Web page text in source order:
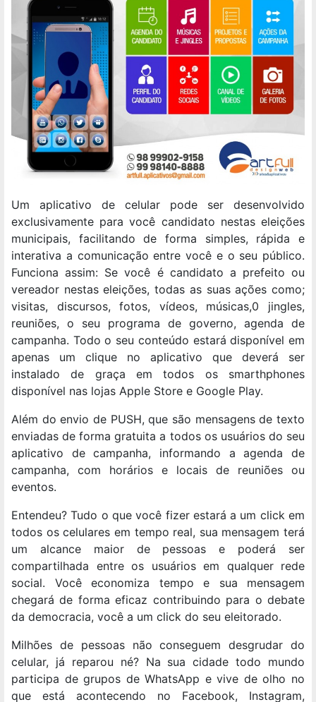
Um aplicativo de celular pode ser desenvolvido
exclusivamente para você candidato nestas eleições
municipais, facilitando de forma simples, rápida e
interativa a comunicação entre você e o seu público.
Funciona assim: Se você é candidato a prefeito ou
vereador nestas eleições, todas as suas ações como;
visitas, discursos, fotos, vídeos, músicas,0 jingles,
reuniões, o seu programa de governo, agenda de
campanha. Todo o seu conteúdo estará disponível em
apenas um clique no aplicativo que deverá ser
instalado de graça em todos os smarthphones
disponível nas lojas Apple Store e Google Play.
Além do envio de PUSH, que são mensagens de texto
enviadas de forma gratuita a todos os usuários do seu
aplicativo de campanha, informando a agenda de
campanha, com horários e locais de reuniões ou
eventos.
Entendeu? Tudo o que você fizer estará a um click em
todos os celulares em tempo real, sua mensagem terá
um alcance maior de pessoas e poderá ser
compartilhada entre os usuários em qualquer rede
social. Você economiza tempo e sua mensagem
chegará de forma eficaz contribuindo para o debate
da democracia, você a um click do seu eleitorado.
Milhões de pessoas não conseguem desgrudar do
celular, já reparou né? Na sua cidade todo mundo
participa de grupos de WhatsApp e vive de olho no
que está acontecendo no Facebook, Instagram,